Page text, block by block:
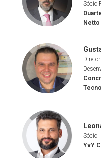
Sócio
Netto
Sócio
YvY